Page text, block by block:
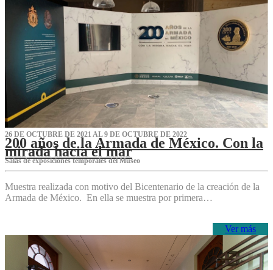
26 DE OCTUBRE DE 2021 AL 9 DE OCTUBRE DE 2022
200 años de la Armada de México. Con la
mirada hacia el mar
Salas de exposiciones temporales del Museo‌
Muestra realizada con motivo del Bicentenario de la creación de la
Armada de México. En ella se muestra por primera…
Ver más